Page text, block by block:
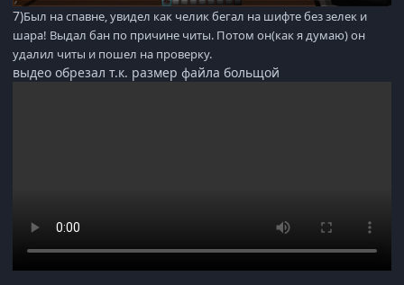
7)Был на спавне, увидел как челик бегал на шифте без зелек и
шара! Выдал бан по причине читы. Потом он(как я думаю) он
удалил читы и пошел на проверку.
выдео обрезал т.к. размер файла больщой